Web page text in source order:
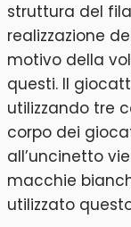
struttura del
realizzazione
motivo della
questi. Il
utilizzando tre
corpo dei
all’uncinetto
macchie
utilizzato